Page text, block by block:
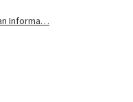
Informa…